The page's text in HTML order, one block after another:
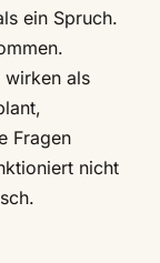
ein Spruch.
wirken als
Fragen
nicht